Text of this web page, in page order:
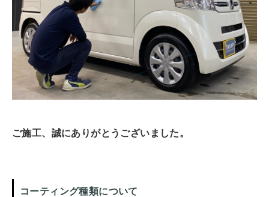
ご施工、誠にありがとうございました。
コーティング種類について